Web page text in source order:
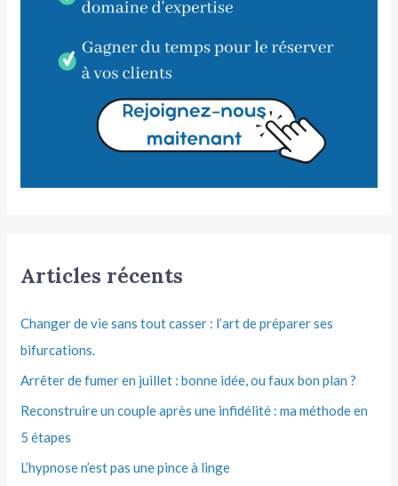
Articles récents
Changer de vie sans tout casser : l’art de préparer ses
bifurcations.
Arrêter de fumer en juillet : bonne idée, ou faux bon plan ?
Reconstruire un couple après une infidélité : ma méthode en
5 étapes
L’hypnose n’est pas une pince à linge